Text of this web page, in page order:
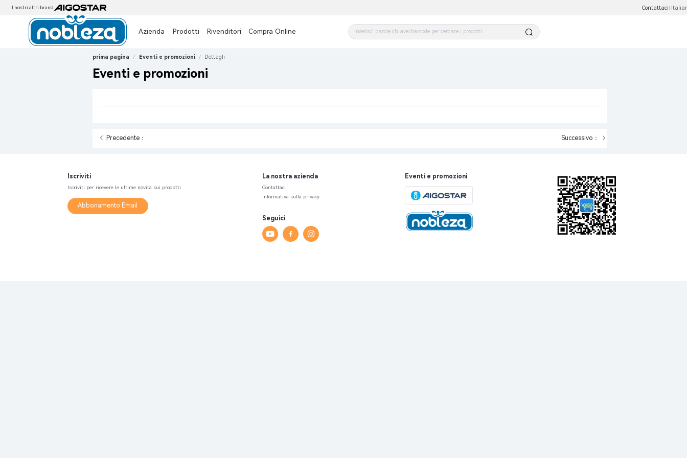
I nostri altri brand Contattaci
Azienda Prodotti Rivenditori Compra Online
prima pagina / Eventi e promozioni / Dettagli
Eventi e promozioni
Precedente： Successivo：
Iscriviti
Iscriviti per ricevere le ultime novità sui prodotti
Abbonamento Email
La nostra azienda
Contattaci
Informativa sulla privacy
Seguici
Eventi e promozioni